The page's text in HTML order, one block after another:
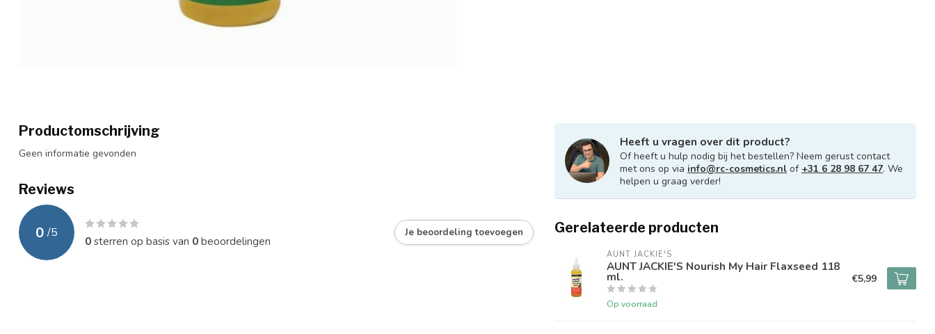
Productomschrijving
Geen informatie gevonden
Reviews
0 /5
0sterren op basis van 0beoordelingen
Je beoordeling toevoegen
Heeft u vragen over dit product?
Of heeft u hulp nodig bij het bestellen? Neem gerust contact
met ons op via info@rc-cosmetics.nl of +31 6 28 98 67 47. We
helpen u graag verder!
Gerelateerde producten
AUNT JACKIE'S
AUNT JACKIE'S Nourish My Hair Flaxseed 118
ml.
Op voorraad
€5,99